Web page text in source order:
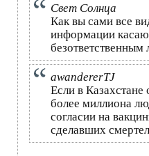
Свет Солнца
Как вы сами все
информации
awandererTJ
Если в
более миллиона
согласии на
сделавших